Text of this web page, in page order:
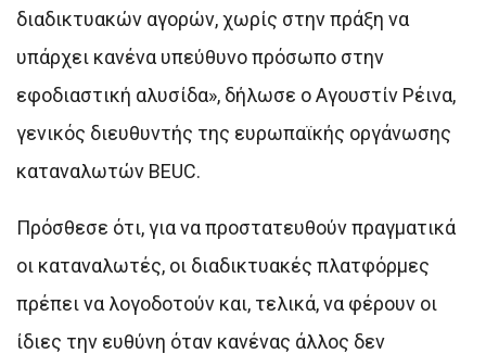
διαδικτυακών αγορών, χωρίς στην πράξη να
υπάρχει κανένα υπεύθυνο πρόσωπο στην
εφοδιαστική αλυσίδα», δήλωσε ο Αγουστίν Ρέινα,
γενικός διευθυντής της ευρωπαϊκής οργάνωσης
καταναλωτών BEUC.
Πρόσθεσε ότι, για να προστατευθούν πραγματικά
οι καταναλωτές, οι διαδικτυακές πλατφόρμες
πρέπει να λογοδοτούν και, τελικά, να φέρουν οι
ίδιες την ευθύνη όταν κανένας άλλος δεν